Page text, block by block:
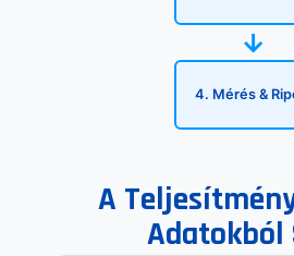
→
4. Mérés &
A
Adatokból